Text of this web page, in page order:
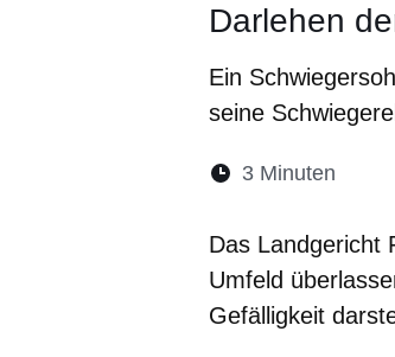
Darlehen
Ein
seine
Lesedauer:
3 Minuten
Das Landgericht
Umfeld
Gefälligkeit